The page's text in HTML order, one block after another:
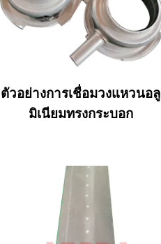
ตัวอย่างการเชื่อมวงแหวนอลู
มิเนียมทรงกระบอก